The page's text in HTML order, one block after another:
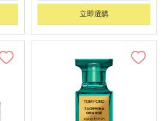
立即選購